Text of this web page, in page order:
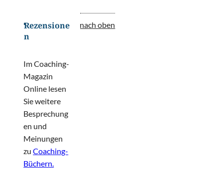
Rezensione
n
Im Coaching-
Magazin
Online lesen
Sie weitere
Besprechung
en und
Meinungen
zuCoaching-
Büchern.
nach oben